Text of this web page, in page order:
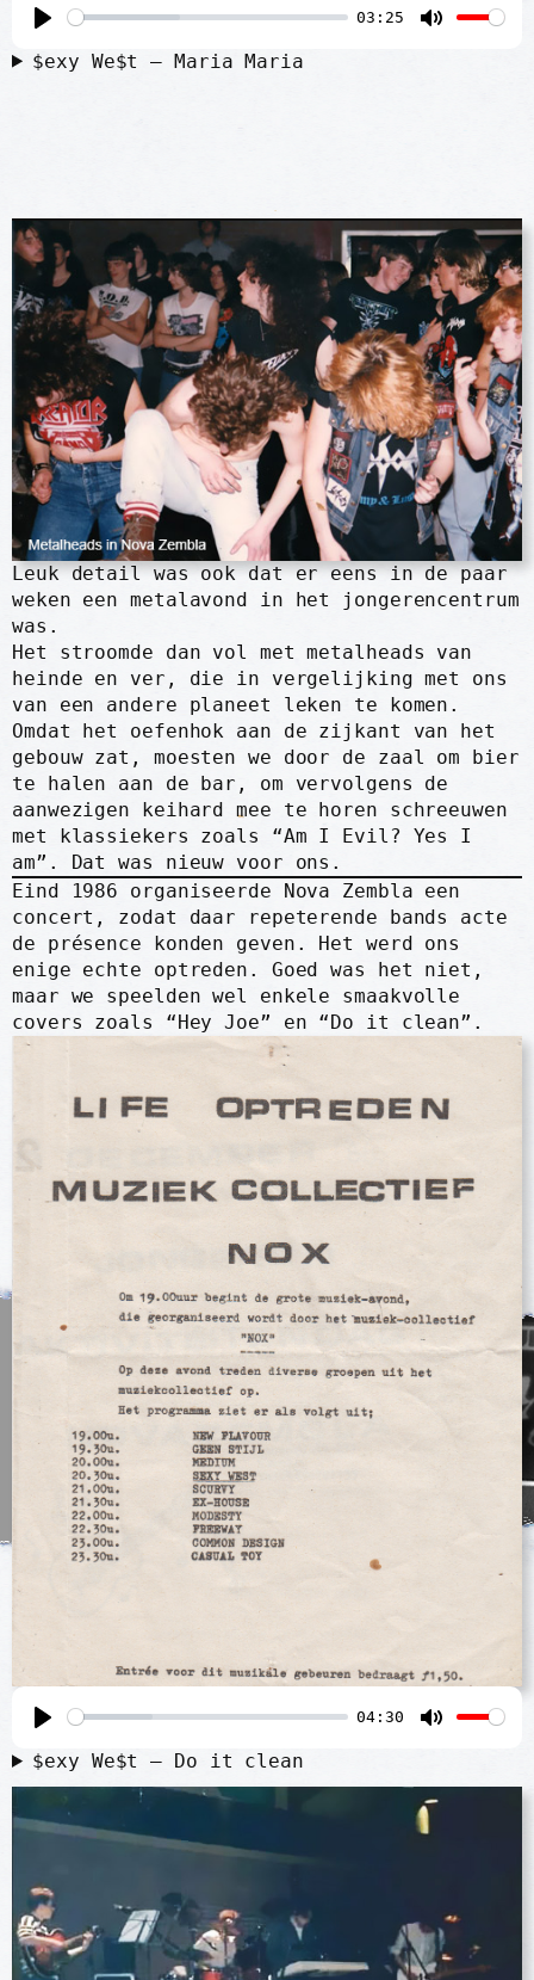
03:25
$exy We$t – Maria Maria
Leuk detail was ook dat er eens in de paar
weken een metalavond in het jongerencentrum
was.
Het stroomde dan vol met metalheads van
heinde en ver, die in vergelijking met ons
van een andere planeet leken te komen.
Omdat het oefenhok aan de zijkant van het
gebouw zat, moesten we door de zaal om bier
te halen aan de bar, om vervolgens de
aanwezigen keihard mee te horen schreeuwen
met klassiekers zoals “Am I Evil? Yes I
am”. Dat was nieuw voor ons.
Eind 1986 organiseerde Nova Zembla een
concert, zodat daar repeterende bands acte
de présence konden geven. Het werd ons
enige echte optreden. Goed was het niet,
maar we speelden wel enkele smaakvolle
covers zoals “Hey Joe” en “Do it clean”.
04:30
t
$exy We$t – Do it clean